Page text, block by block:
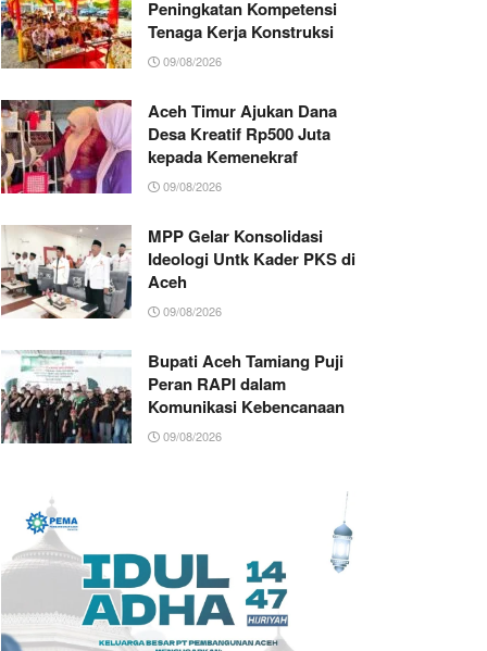
Peningkatan Kompetensi
Tenaga Kerja Konstruksi
09/08/2026
Aceh Timur Ajukan Dana
Desa Kreatif Rp500 Juta
kepada Kemenekraf
09/08/2026
MPP Gelar Konsolidasi
Ideologi Untk Kader PKS di
Aceh
09/08/2026
Bupati Aceh Tamiang Puji
Peran RAPI dalam
Komunikasi Kebencanaan
09/08/2026